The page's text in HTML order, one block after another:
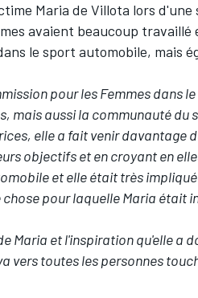
Maria de Villota lors d'une
avaient beaucoup travaillé
le sport automobile, mais
pour les Femmes dans
mais aussi la communauté du
elle a fait venir davantage
objectifs et en croyant en
et elle était très
pour laquelle Maria était
Maria et l'inspiration qu'elle a
vers toutes les personnes